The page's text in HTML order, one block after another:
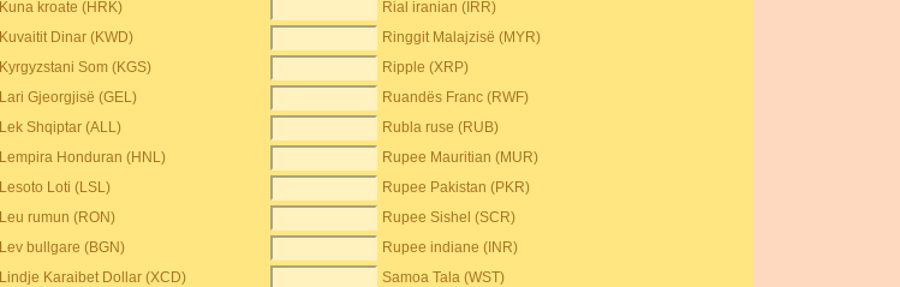
Kuna kroate (HRK)
Rial iranian (IRR)
Kuvaitit Dinar (KWD)
Ringgit Malajzisë (MYR)
Kyrgyzstani Som (KGS)
Ripple (XRP)
Lari Gjeorgjisë (GEL)
Ruandës Franc (RWF)
Lek Shqiptar (ALL)
Rubla ruse (RUB)
Lempira Honduran (HNL)
Rupee Mauritian (MUR)
Lesoto Loti (LSL)
Rupee Pakistan (PKR)
Leu rumun (RON)
Rupee Sishel (SCR)
Lev bullgare (BGN)
Rupee indiane (INR)
Lindje Karaibet Dollar (XCD)
Samoa Tala (WST)